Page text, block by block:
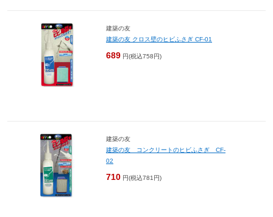
建築の友
建築の友 クロス壁のヒビふさぎ CF-01
689 円(税込758円)
建築の友
建築の友 コンクリートのヒビふさぎ CF-
02
710 円(税込781円)